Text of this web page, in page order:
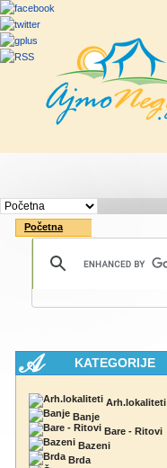
Početna
KATEGORIJE
Arh.lokaliteti
Banje
Bare - Ritovi
Bazeni
Brda